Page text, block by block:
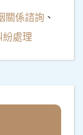
關係諮詢 、
紛處理